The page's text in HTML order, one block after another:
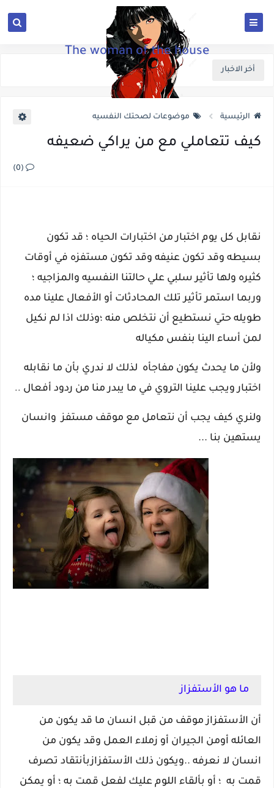
The woman of the house
أخر الاخبار
الرئيسية موضوعات لصحتك النفسيه
كيف تتعاملي مع من يراكي ضعيفه
(0)
نقابل كل يوم اختبار من اختبارات الحياه ؛ قد تكون
بسيطه وقد تكون عنيفه وقد تكون مستفزه في أوقات
كثيره ولها تأثير سلبي علي حالتنا النفسيه والمزاجيه ؛
وربما استمر تأثير تلك المحادثات أو الأفعال علينا مده
طويله حتي نستطيع أن نتخلص منه ؛وذلك اذا لم نكيل
لمن أساء الينا بنفس مكياله
ولأن ما يحدث يكون مفاجأه لذلك لا ندري بأن ما نقابله
اختبار ويجب علينا التروي في ما يبدر منا من ردود أفعال ..
ولنري كيف يجب أن نتعامل مع موقف مستفز وانسان
يستهين بنا ...
ما هو الأستفزاز
أن الأستفزاز موقف من قبل انسان ما قد يكون من
العائله أومن الجيران أو زملاء العمل وقد يكون من
انسان لا نعرفه ..ويكون ذلك الأستفزازبأنتقاد تصرف
قمت به ؛ أو بألقاء اللوم عليك لفعل قمت به ؛ أو يمكن